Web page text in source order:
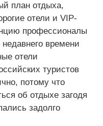
план отдыха,
отели и VIP-
профессионалы
времени
отели
туристов
потому что
об отдыхе загодя
задолго